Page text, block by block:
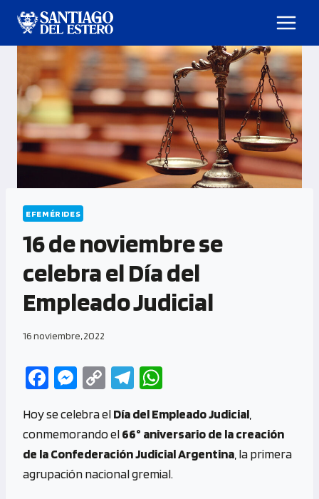
EFEMÉRIDES
16 de noviembre se
celebra el Día del
Empleado Judicial
16 noviembre, 2022
Fa
b
o
o
M
se
n
g
C
py
Li
n
Te
gr
a
m
at
s
A
Hoy se celebra elDía del Empleado Judicial
conmemorando el66° aniversario de la creación
de la Confederación Judicial Argentina , la primera
agrupación nacional gremial.